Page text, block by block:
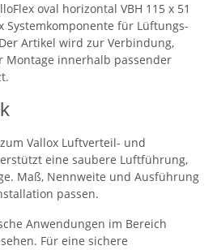
oval horizontal VBH 115 x 51
Systemkomponente für Lüftungs-
Artikel wird zur Verbindung,
Montage innerhalb passender
Vallox Luftverteil- und
eine saubere Luftführung,
Maß, Nennweite und Ausführung
passen.
Anwendungen im Bereich
Für eine sichere